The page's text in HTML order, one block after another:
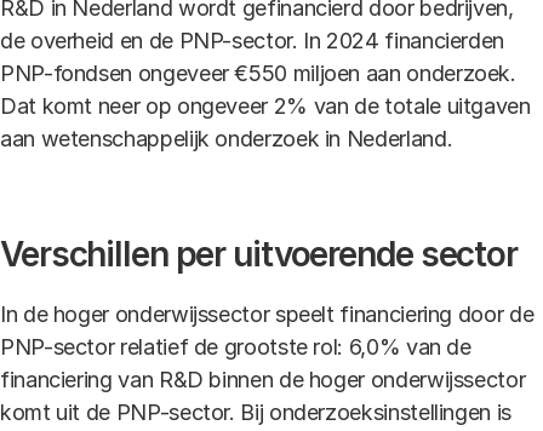
R&D in Nederland wordt gefinancierd door bedrijven,
de overheid en de PNP-sector. In 2024 financierden
PNP-fondsen ongeveer €550 miljoen aan onderzoek.
Dat komt neer op ongeveer 2% van de totale uitgaven
aan wetenschappelijk onderzoek in Nederland.
Verschillen per uitvoerende sector
In de hoger onderwijssector speelt financiering door de
PNP-sector relatief de grootste rol: 6,0% van de
financiering van R&D binnen de hoger onderwijssector
komt uit de PNP-sector. Bij onderzoeksinstellingen is